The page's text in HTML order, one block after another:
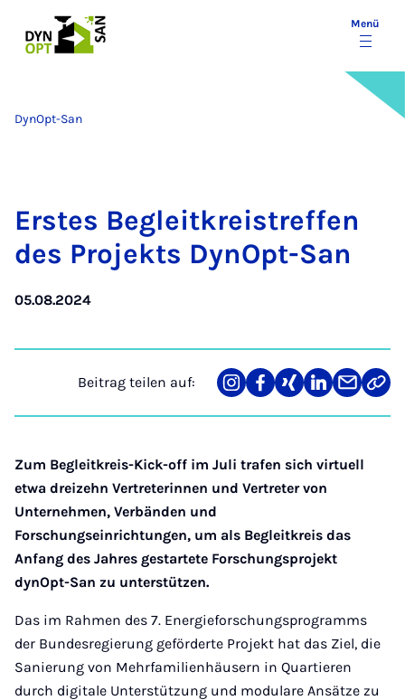
Menü
DynOpt-San
Ers­tes Be­gleit­kreis­tref­fen
des Pro­jekts DynOpt-San
05.08.2024
Beitrag teilen auf:
Teilen
auf
Teilen
auf
Teilen
auf
Teilen
auf
Teilen
über
Mail
Link
Zum Begleitkreis-Kick-off im Juli trafen sich virtuell
etwa dreizehn Vertreterinnen und Vertreter von
Unternehmen, Verbänden und
Forschungseinrichtungen, um als Begleitkreis das
Anfang des Jahres gestartete Forschungsprojekt
dynOpt-San zu unterstützen.
Das im Rahmen des 7. Energieforschungsprogramms
der Bundesregierung geförderte Projekt hat das Ziel, die
Sanierung von Mehrfamilienhäusern in Quartieren
durch digitale Unterstützung und modulare Ansätze zu